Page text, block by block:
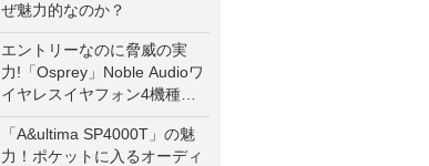
ぜ魅力的なのか？
エントリーなのに脅威の実
力!「Osprey」Noble Audioワ
イヤレスイヤフォン4機種を
一気に聴く
「A&ultima SP4000T」の魅
力！ポケットに入るオーディ